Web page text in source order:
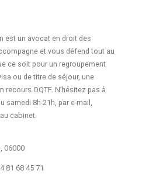
est un avocat en droit des
et vous défend tout au
ce soit pour un regroupement
ou de titre de séjour, une
OQTF. N’hésitez pas à
samedi 8h-21h, par e-mail,
cabinet.
06000
81 68 45 71